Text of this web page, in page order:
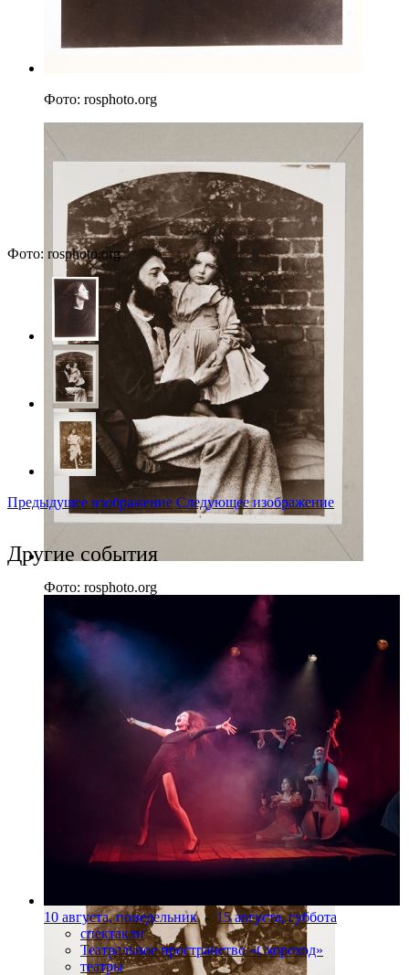
Фото: rosphoto.org
Фото: rosphoto.org
Фото: rosphoto.org
Предыдущее изображение Следующее изображение
Другие события
10 августа, понедельник- 15 августа, суббота
спектакли
Театральное пространство «Скороход»
театры